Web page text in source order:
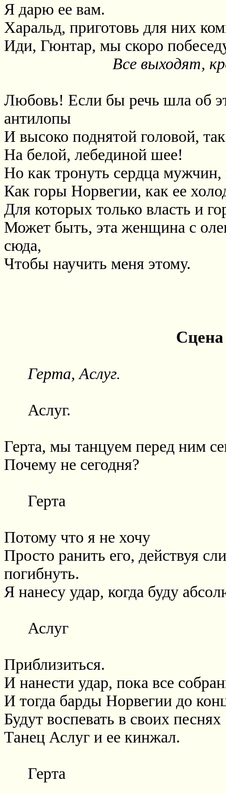
Я дарю ее вам.
Харальд, приготовь для них
Иди, Гюнтар, мы скоро
Все выходят,
Любовь! Если бы речь шла об
антилопы
И высоко поднятой головой,
На белой, лебединой шее!
Но как тронуть сердца
Как горы Норвегии, как ее
Для которых только власть и
Может быть, эта женщина с
сюда,
Чтобы научить меня этому.
Сцена
Герта, Аслуг.
Аслуг.
Герта, мы танцуем перед ним
Почему не сегодня?
Герта
Потому что я не хочу
Просто ранить его, действуя
погибнуть.
Я нанесу удар, когда буду
Аслуг
Приблизиться.
И нанести удар, пока все
И тогда барды Норвегии до
Будут воспевать в своих песнях
Танец Аслуг и ее кинжал.
Герта